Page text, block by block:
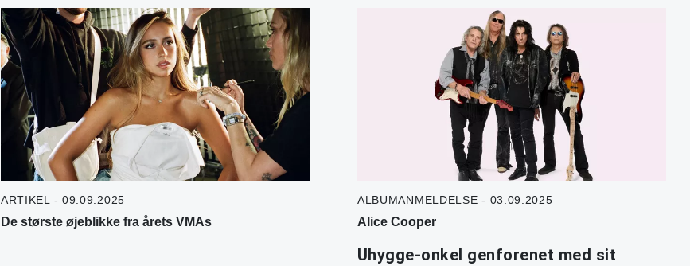
ARTIKEL - 09.09.2025
De største øjeblikke fra årets VMAs
ALBUMANMELDELSE - 03.09.2025
Alice Cooper
Uhygge-onkel genforenet med sit